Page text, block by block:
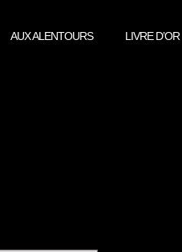
AUX ALENTOURS LIVRE D’OR